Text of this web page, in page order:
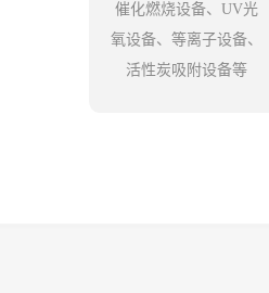
催化燃烧设备、UV光
氧设备、等离子设备、
活性炭吸附设备等